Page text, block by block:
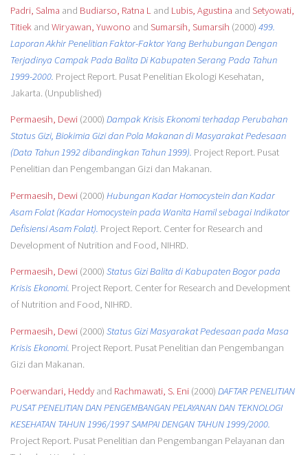
Padri, Salma and Budiarso, Ratna L and Lubis, Agustina and Setyowati,
Titiek and Wiryawan, Yuwono and Sumarsih, Sumarsih (2000) 499.
Laporan Akhir Penelitian Faktor-Faktor Yang Berhubungan Dengan
Terjadinya Campak Pada Balita Di Kabupaten Serang Pada Tahun
1999-2000. Project Report. Pusat Penelitian Ekologi Kesehatan,
Jakarta. (Unpublished)
Permaesih, Dewi(2000) Dampak Krisis Ekonomi terhadap Perubahan
Status Gizi, Biokimia Gizi dan Pola Makanan di Masyarakat Pedesaan
(Data Tahun 1992 dibandingkan Tahun 1999). Project Report. Pusat
Penelitian dan Pengembangan Gizi dan Makanan.
Permaesih, Dewi(2000) Hubungan Kadar Homocystein dan Kadar
Asam Folat (Kadar Homocystein pada Wanita Hamil sebagai Indikator
Defisiensi Asam Folat). Project Report. Center for Research and
Development of Nutrition and Food, NIHRD.
Permaesih, Dewi(2000) Status Gizi Balita di Kabupaten Bogor pada
Krisis Ekonomi. Project Report. Center for Research and Development
of Nutrition and Food, NIHRD.
Permaesih, Dewi(2000) Status Gizi Masyarakat Pedesaan pada Masa
Krisis Ekonomi. Project Report. Pusat Penelitian dan Pengembangan
Gizi dan Makanan.
Poerwandari, Heddyand Rachmawati, S. Eni(2000) DAFTAR PENELITIAN
PUSAT PENELITIAN DAN PENGEMBANGAN PELAYANAN DAN TEKNOLOGI
KESEHATAN TAHUN 1996/1997 SAMPAI DENGAN TAHUN 1999/2000.
Project Report. Pusat Penelitian dan Pengembangan Pelayanan dan